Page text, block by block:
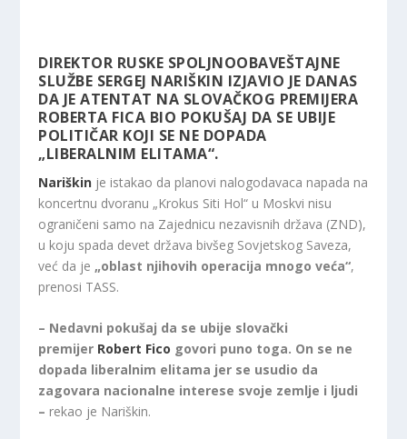
DIREKTOR RUSKE SPOLJNOOBAVEŠTAJNE
SLUŽBE SERGEJ NARIŠKIN IZJAVIO JE DANAS
DA JE ATENTAT NA SLOVAČKOG PREMIJERA
ROBERTA FICA BIO POKUŠAJ DA SE UBIJE
POLITIČAR KOJI SE NE DOPADA
„LIBERALNIM ELITAMA“.
Nariškin je istakao da planovi nalogodavaca napada na
koncertnu dvoranu „Krokus Siti Hol“ u Moskvi nisu
ograničeni samo na Zajednicu nezavisnih država (ZND),
u koju spada devet država bivšeg Sovjetskog Saveza,
već da je „oblast njihovih operacija mnogo veća“,
prenosi TASS.
– Nedavni pokušaj da se ubije slovački
premijer Robert Fico govori puno toga. On se ne
dopada liberalnim elitama jer se usudio da
zagovara nacionalne interese svoje zemlje i ljudi
– rekao je Nariškin.